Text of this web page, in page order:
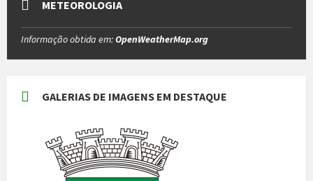
METEOROLOGIA
Informação obtida em:OpenWeatherMap.org
GALERIAS DE IMAGENS EM DESTAQUE